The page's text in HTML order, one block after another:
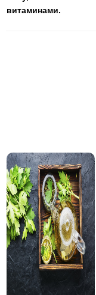
витаминами.